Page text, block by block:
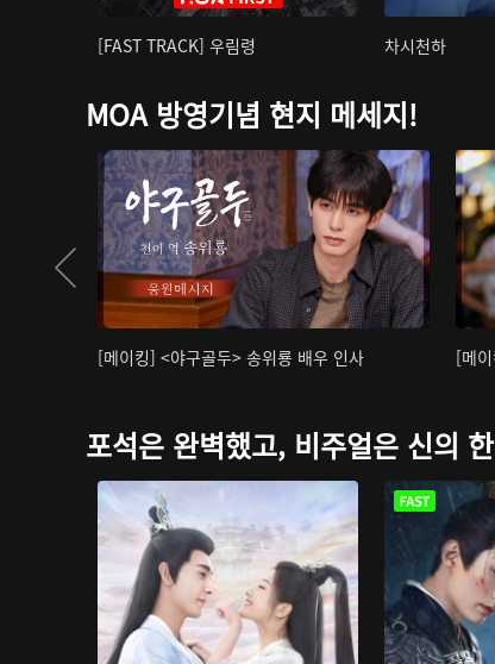
[FAST TRACK] 우림령 차시천하
MOA 방영기념 현지 메세지!
[메이킹] <야구골두> 송위룡 배우 인사 [메
포석은 완벽했고, 비주얼은 신의